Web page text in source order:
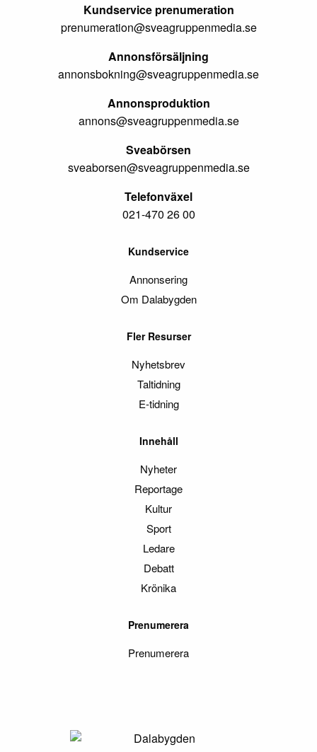
Kundservice prenumeration
prenumeration@sveagruppenmedia.se
Annonsförsäljning
annonsbokning@sveagruppenmedia.se
Annonsproduktion
annons@sveagruppenmedia.se
Sveabörsen
sveaborsen@sveagruppenmedia.se
Telefonväxel
021-470 26 00
Kundservice
Annonsering
Om Dalabygden
Fler Resurser
Nyhetsbrev
Taltidning
E-tidning
Innehåll
Nyheter
Reportage
Kultur
Sport
Ledare
Debatt
Krönika
Prenumerera
Prenumerera